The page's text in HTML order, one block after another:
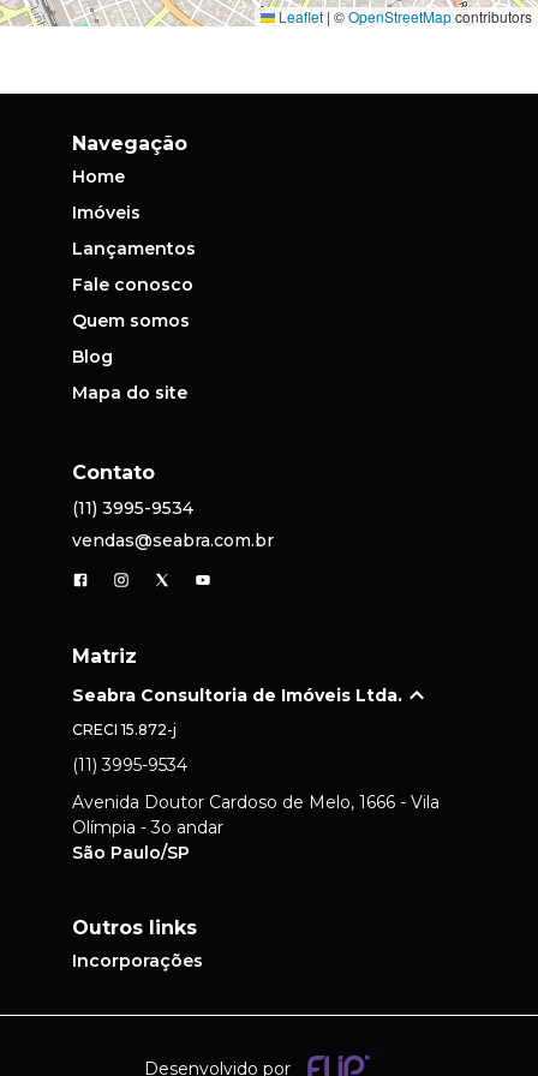
Leaflet | ©OpenStreetMapcontributors
Navegação
Home
Imóveis
Lançamentos
Fale conosco
Quem somos
Blog
Mapa do site
Contato
(11) 3995-9534
vendas@seabra.com.br
Matriz
Seabra Consultoria de Imóveis Ltda.
CRECI 15.872-j
(11) 3995-9534
Avenida Doutor Cardoso de Melo, 1666 - Vila
Olímpia - 3o andar
São Paulo/SP
Outros links
Incorporações
Desenvolvido por